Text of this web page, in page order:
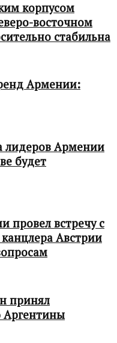
корпусом
восточном
стабильна
Армении:
лидеров Армении
будет
провел встречу с
Австрии
принял
Аргентины